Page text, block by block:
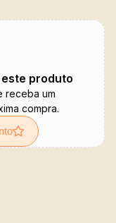
produto
receba um
compra.